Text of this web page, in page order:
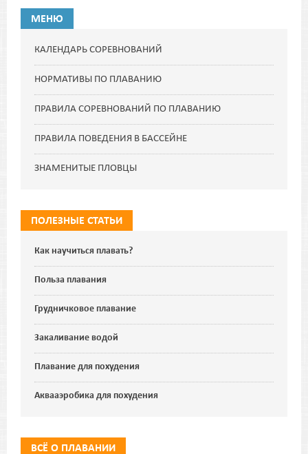
МЕНЮ
КАЛЕНДАРЬ СОРЕВНОВАНИЙ
НОРМАТИВЫ ПО ПЛАВАНИЮ
ПРАВИЛА СОРЕВНОВАНИЙ ПО ПЛАВАНИЮ
ПРАВИЛА ПОВЕДЕНИЯ В БАССЕЙНЕ
ЗНАМЕНИТЫЕ ПЛОВЦЫ
ПОЛЕЗНЫЕ СТАТЬИ
Как научиться плавать?
Польза плавания
Грудничковое плавание
Закаливание водой
Плавание для похудения
Аквааэробика для похудения
ВСЁ О ПЛАВАНИИ